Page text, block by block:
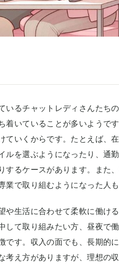
いるチャットレディさんたち
いていることが多いようで
ていくからです。たとえば、
ルを選ぶようになったり、通
するケースがあります。また
で取り組むようになった人も
や生活に合わせて柔軟に働け
して取り組みたい方、昼夜で
す。収入の面でも、長期的
考え方がありますが、理想の